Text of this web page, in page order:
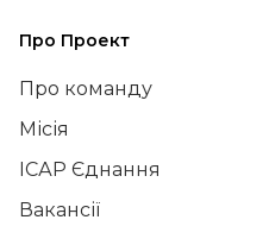
Про Проект
Про команду
Місія
ІСАР Єднання
Вакансії